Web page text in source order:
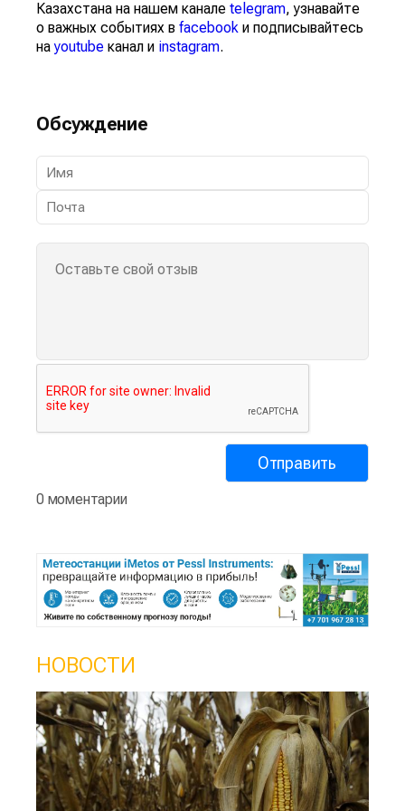
Казахстана на нашем канале telegram, узнавайте
о важных событиях в facebook и подписывайтесь
наyoutube канал и instagram.
Обсуждение
0 моментарии
НОВОСТИ